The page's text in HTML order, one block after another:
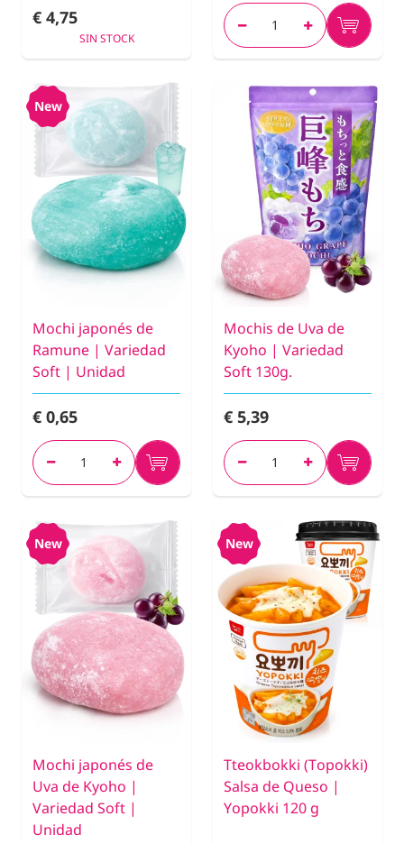
€ 4,75
SIN STOCK
New
Mochi japonés de
Ramune | Variedad
Soft | Unidad
€ 0,65
Mochis de Uva de
Kyoho | Variedad
Soft 130g.
€ 5,39
New
Mochi japonés de
Uva de Kyoho |
Variedad Soft |
Unidad
New
Tteokbokki (Topokki)
Salsa de Queso |
Yopokki 120 g